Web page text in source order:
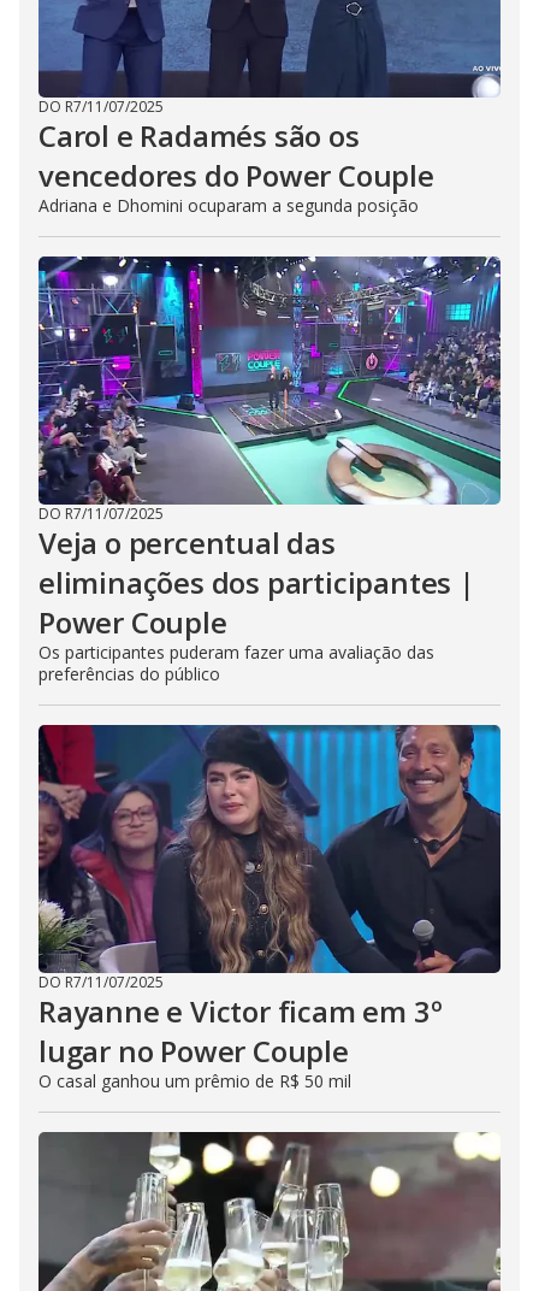
DO R7/11/07/2025
Carol e Radamés são os
vencedores do Power Couple
Adriana e Dhomini ocuparam a segunda posição
DO R7/11/07/2025
Veja o percentual das
eliminações dos participantes |
Power Couple
Os participantes puderam fazer uma avaliação das
preferências do público
DO R7/11/07/2025
Rayanne e Victor ficam em 3º
lugar no Power Couple
O casal ganhou um prêmio de R$ 50 mil